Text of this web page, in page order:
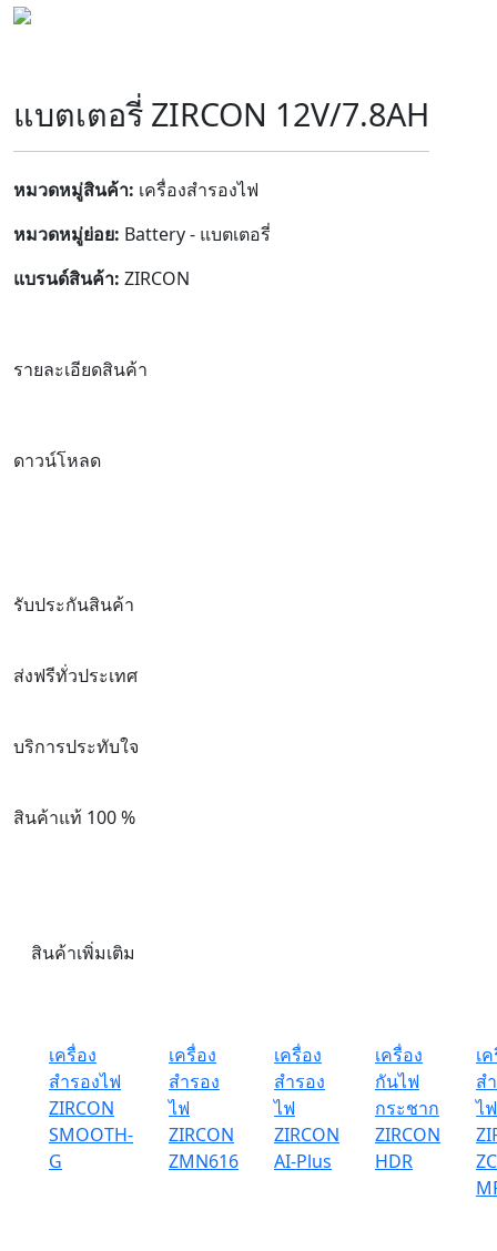
แบตเตอรี่ ZIRCON 12V/7.8AH
หมวดหมู่สินค้า: เครื่องสำรองไฟ
หมวดหมู่ย่อย: Battery - แบตเตอรี่
แบรนด์สินค้า: ZIRCON
รายละเอียดสินค้า
ดาวน์โหลด
รับประกันสินค้า
ส่งฟรีทั่วประเทศ
บริการประทับใจ
สินค้าแท้ 100 %
สินค้าเพิ่มเติม
เครื่อง
สำรองไฟ
ZIRCON
SMOOTH-
G
เครื่อง
สำรอง
ไฟ
ZIRCON
ZMN616
เครื่อง
สำรอง
ไฟ
ZIRCON
AI-Plus
เครื่อง
กันไฟ
กระชาก
ZIRCON
HDR
เ
ส
ไฟ